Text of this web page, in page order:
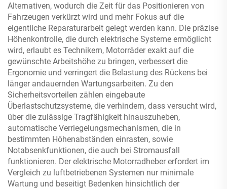
Alternativen, wodurch die Zeit für das Positionieren von
Fahrzeugen verkürzt wird und mehr Fokus auf die
eigentliche Reparaturarbeit gelegt werden kann. Die präzise
Höhenkontrolle, die durch elektrische Systeme ermöglicht
wird, erlaubt es Technikern, Motorräder exakt auf die
gewünschte Arbeitshöhe zu bringen, verbessert die
Ergonomie und verringert die Belastung des Rückens bei
länger andauernden Wartungsarbeiten. Zu den
Sicherheitsvorteilen zählen eingebaute
Überlastschutzsysteme, die verhindern, dass versucht wird,
über die zulässige Tragfähigkeit hinauszuheben,
automatische Verriegelungsmechanismen, die in
bestimmten Höhenabständen einrasten, sowie
Notabsenkfunktionen, die auch bei Stromausfall
funktionieren. Der elektrische Motorradheber erfordert im
Vergleich zu luftbetriebenen Systemen nur minimale
Wartung und beseitigt Bedenken hinsichtlich der